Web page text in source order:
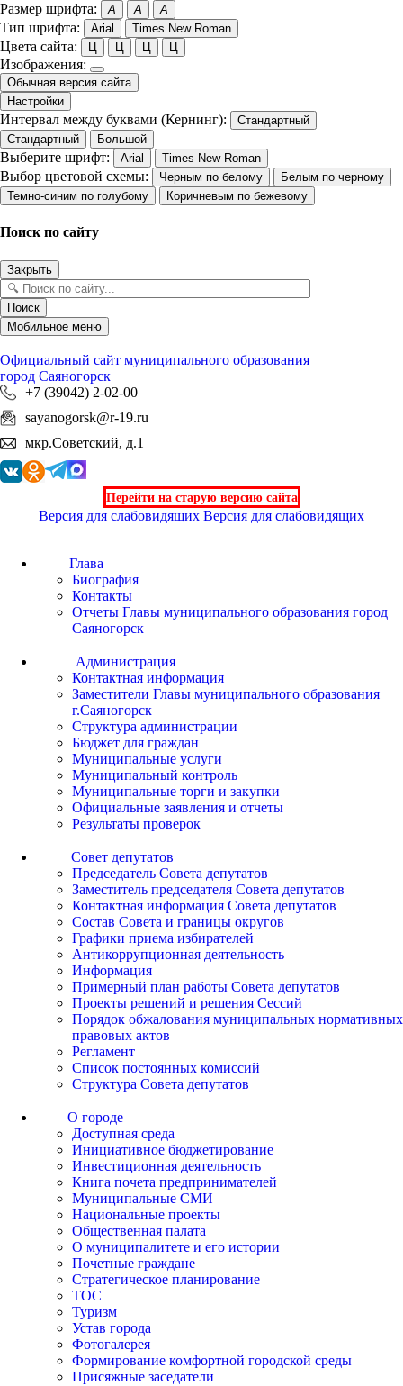
Размер шрифта: A A A
Тип шрифта: Arial Times New Roman
Цвета сайта: Ц Ц Ц Ц
Изображения:
Обычная версия сайта
Настройки
Интервал между буквами (Кернинг):
Стандартный
Стандартный
Большой
Выберите шрифт: Arial Times New Roman
Выбор цветовой схемы: Черным по белому
Белым по черному
Темно-синим по голубому
Коричневым по бежевому
Поиск по сайту
Закрыть
Поиск
Мобильное меню
Официальный сайт муниципального образования
город Саяногорск
+7 (39042) 2-02-00
sayanogorsk@r-19.ru
мкр.Советский, д.1
Перейти на старую версию сайта
Версия для слабовидящих Версия для слабовидящих
Глава
Биография
Контакты
Отчеты Главы муниципального образования город
Саяногорск
Администрация
Контактная информация
Заместители Главы муниципального образования
г.Саяногорск
Структура администрации
Бюджет для граждан
Муниципальные услуги
Муниципальный контроль
Муниципальные торги и закупки
Официальные заявления и отчеты
Результаты проверок
Совет депутатов
Председатель Совета депутатов
Заместитель председателя Совета депутатов
Контактная информация Совета депутатов
Состав Совета и границы округов
Графики приема избирателей
Антикоррупционная деятельность
Информация
Примерный план работы Совета депутатов
Проекты решений и решения Сессий
Порядок обжалования муниципальных нормативных
правовых актов
Регламент
Список постоянных комиссий
Структура Совета депутатов
О городе
Доступная среда
Инициативное бюджетирование
Инвестиционная деятельность
Книга почета предпринимателей
Муниципальные СМИ
Национальные проекты
Общественная палата
О муниципалитете и его истории
Почетные граждане
Стратегическое планирование
ТОС
Туризм
Устав города
Фотогалерея
Формирование комфортной городской среды
Присяжные заседатели